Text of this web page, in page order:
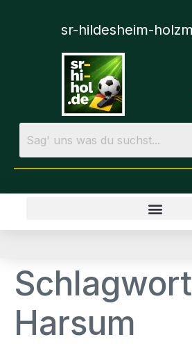
sr-hildesheim-
Harsum